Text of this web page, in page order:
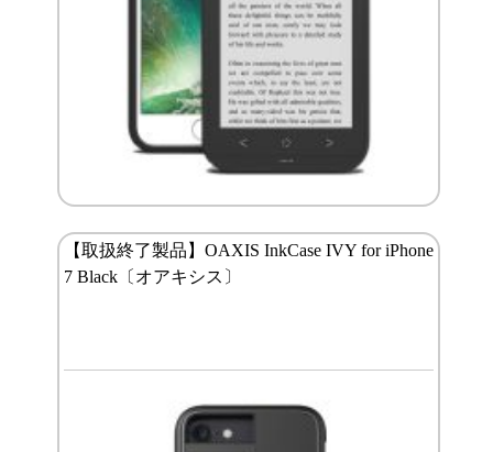
【取扱終了製品】OAXIS InkCase IVY for iPhone
7 Black〔オアキシス〕